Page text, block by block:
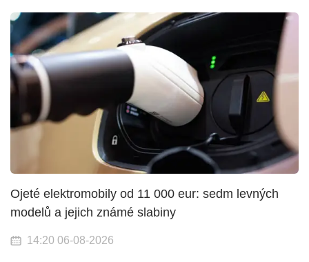
Ojeté elektromobily od 11 000 eur: sedm levných
modelů a jejich známé slabiny
14:20 06-08-2026